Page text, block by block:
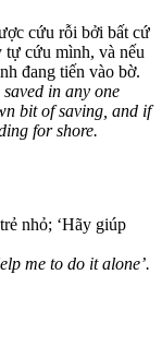
cứu rỗi bởi bất cứ
cứu mình, và nếu
đang tiến vào bờ.
in any one
bit of saving, and if
for shore.
nhỏ; ‘Hãy giúp
me to do it alone’.